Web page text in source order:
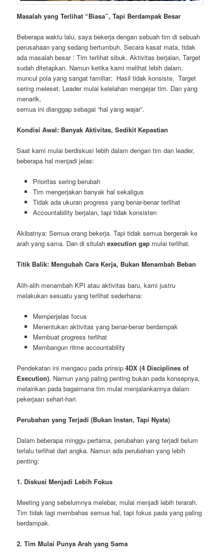
Masalah yang Terlihat “Biasa”, Tapi Berdampak Besar
Beberapa waktu lalu, saya bekerja dengan sebuah tim di sebuah
perusahaan yang sedang bertumbuh. Secara kasat mata, tidak
ada masalah besar : Tim terlihat sibuk, Aktivitas berjalan, Target
sudah ditetapkan. Namun ketika kami melihat lebih dalam,
muncul pola yang sangat familiar: Hasil tidak konsiste, Target
sering meleset, Leader mulai kelelahan mengejar tim. Dan yang
menarik,
semua ini dianggap sebagai “hal yang wajar”.
Kondisi Awal: Banyak Aktivitas, Sedikit Kepastian
Saat kami mulai berdiskusi lebih dalam dengan tim dan leader,
beberapa hal menjadi jelas:
Prioritas sering berubah
Tim mengerjakan banyak hal sekaligus
Tidak ada ukuran progress yang benar-benar terlihat
Accountability berjalan, tapi tidak konsisten
Akibatnya: Semua orang bekerja. Tapi tidak semua bergerak ke
arah yang sama. Dan di situlahexecution gap mulai terlihat.
Titik Balik: Mengubah Cara Kerja, Bukan Menambah Beban
Alih-alih menambah KPI atau aktivitas baru, kami justru
melakukan sesuatu yang terlihat sederhana:
Memperjelas focus
Menentukan aktivitas yang benar-benar berdampak
Membuat progress terlihat
Membangun ritme accountability
Pendekatan ini mengacu pada prinsip4DX (4 Disciplines of
Execution). Namun yang paling penting bukan pada konsepnya,
melainkan pada bagaimana tim mulai menjalankannya dalam
pekerjaan sehari-hari.
Perubahan yang Terjadi (Bukan Instan, Tapi Nyata)
Dalam beberapa minggu pertama, perubahan yang terjadi belum
terlalu terlihat dari angka. Namun ada perubahan yang lebih
penting:
1. Diskusi Menjadi Lebih Fokus
Meeting yang sebelumnya melebar, mulai menjadi lebih terarah.
Tim tidak lagi membahas semua hal, tapi fokus pada yang paling
berdampak.
2. Tim Mulai Punya Arah yang Sama